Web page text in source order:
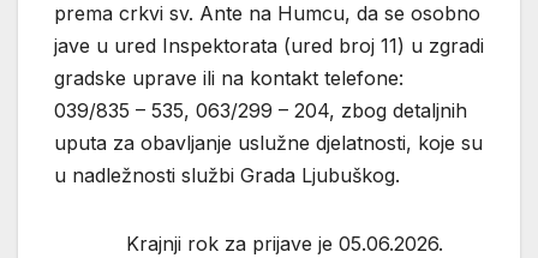
prema crkvi sv. Ante na Humcu, da se osobno
jave u ured Inspektorata (ured broj 11) u zgradi
gradske uprave ili na kontakt telefone:
039/835 – 535, 063/299 – 204, zbog detaljnih
uputa za obavljanje uslužne djelatnosti, koje su
u nadležnosti službi Grada Ljubuškog.
Krajnji rok za prijave je 05.06.2026.